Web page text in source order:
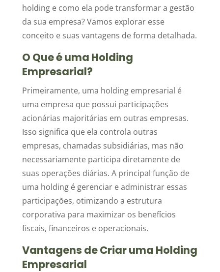
holding e como ela pode transformar a gestão
da sua empresa? Vamos explorar esse
conceito e suas vantagens de forma detalhada.
O Que é uma Holding
Empresarial?
Primeiramente, uma holding empresarial é
uma empresa que possui participações
acionárias majoritárias em outras empresas.
Isso significa que ela controla outras
empresas, chamadas subsidiárias, mas não
necessariamente participa diretamente de
suas operações diárias. A principal função de
uma holding é gerenciar e administrar essas
participações, otimizando a estrutura
corporativa para maximizar os benefícios
fiscais, financeiros e operacionais.
Vantagens de Criar uma Holding
Empresarial